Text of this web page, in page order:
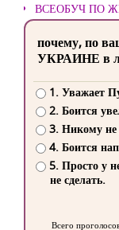
ВСЕОБУЧ ПО
почему, по
УКРАИНЕ в
1. Уважает
2. Боится
3. Никому не
4. Боится
5. Просто у
не сделать.
Всего